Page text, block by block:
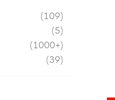
109
5
1000+
39